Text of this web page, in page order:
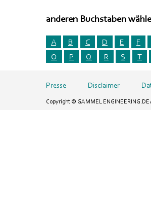
anderen Buchstaben
A B C D E
F
O
P Q R S T
Presse Disclaimer
Copyright © GAMMEL